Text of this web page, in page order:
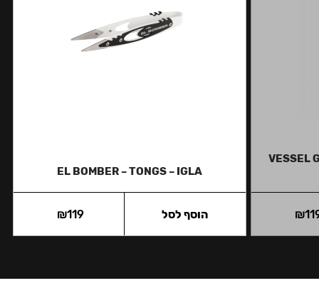
VESSEL
₪
EL BOMBER – TONGS – IGLA
₪119 הוסף לסל